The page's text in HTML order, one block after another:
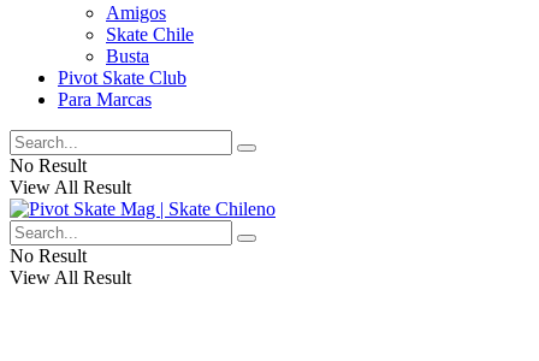
Amigos
Skate Chile
Busta
Pivot Skate Club
Para Marcas
No Result
View All Result
No Result
View All Result